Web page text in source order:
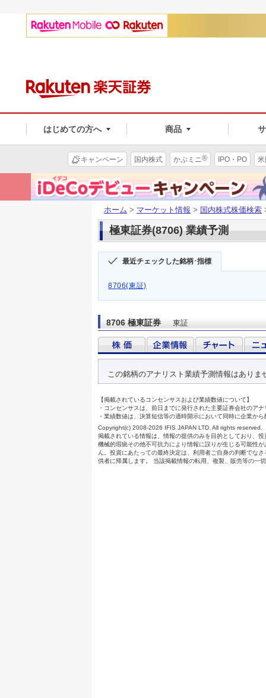
はじめての方へ 商品
キャンペーン 国内株式 かぶミニ® IPO・PO
ホーム > マーケット情報 > 国内株式株価検索
極東証券(8706) 業績予測
最近チェックした銘柄･指標
8706(東証)
8706 極東証券 東証